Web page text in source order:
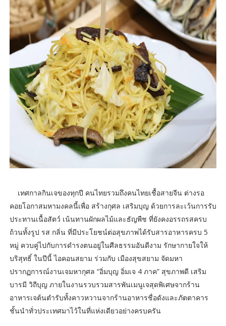
เทศกาลกินเจของทุกปี คนไทยรวมถึงคนไทยเชื้อสายจีน ต่างรอ
คอยโอกาสมหามงคลนี้เพื่อ สร้างกุศล เสริมบุญ ด้วยการละเว้นการรับ
ประทานเนื้อสัตว์ เน้นทานผักผลไม้และธัญพืช ที่ยังคงอรรถรสครบ
ถ้วนทั้งรูป รส กลิ่น ที่มีประโยชน์ต่อสุขภาพได้รับสารอาหารครบ 5
หมู่ ควบคู่ไปกับการดำรงตนอยู่ในศีลธรรมอันดีงาม รักษากายใจให้
บริสุทธิ์ ในปีนี้ ไอคอนสยาม ร่วมกับ เมืองสุขสยาม จัดมหา
ปรากฏการณ์งานเจมหากุศล “อิ่มบุญ อิ่มเจ 4 ภาค” สุขภาพดี เสริม
บารมี วิถีบุญ ภายในงานรวบรวมสารพันเมนูเจสุดพิเศษจากร้าน
อาหารเจต้นตำรับทั้งคาวหวานจากร้านอาหารชื่อดังและภัตตาคาร
ชั้นนำทั่วประเทศมาไว้ในที่แห่งเดียวอย่างครบครัน